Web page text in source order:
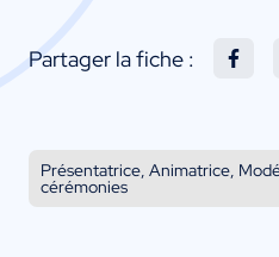
Partager la fiche :
Présentatrice, Animatrice,
cérémonies